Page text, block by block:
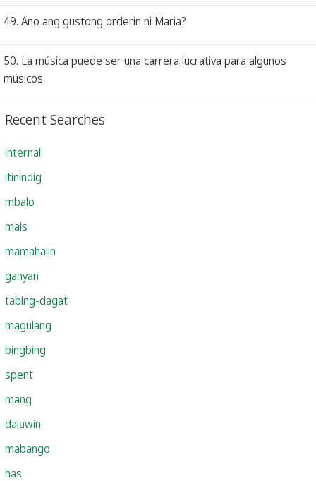
49. Ano ang gustong orderin ni Maria?
50. La música puede ser una carrera lucrativa para algunos
músicos.
Recent Searches
internal
itinindig
mbalo
mais
mamahalin
ganyan
tabing-dagat
magulang
bingbing
spent
mang
dalawin
mabango
has